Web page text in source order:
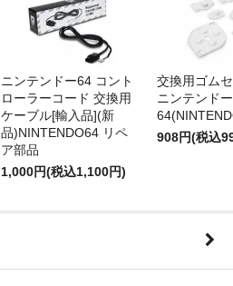
ニンテンドー64 コント
ローラーコード 交換用
ケーブル[輸入品](新
品)NINTENDO64 リペ
ア部品
1,000円(税込1,100円)
交換用ゴム
ニンテンドー
908円(税込